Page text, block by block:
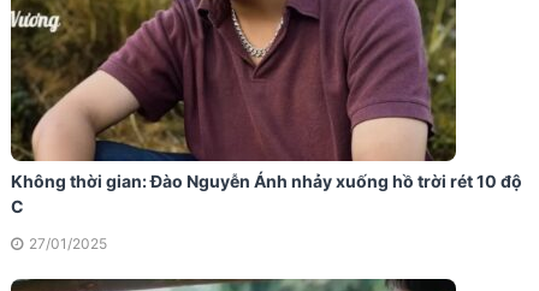
Không thời gian: Đào Nguyễn Ánh nhảy xuống hồ trời rét 10 độ
C
27/01/2025